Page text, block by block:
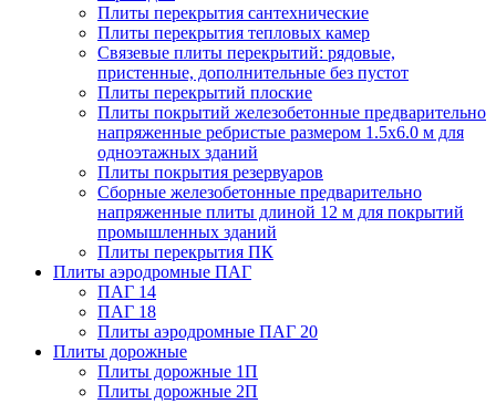
Плиты перекрытия сантехнические
Плиты перекрытия тепловых камер
Связевые плиты перекрытий: рядовые,
пристенные, дополнительные без пустот
Плиты перекрытий плоские
Плиты покрытий железобетонные предварительно
напряженные ребристые размером 1.5х6.0 м для
одноэтажных зданий
Плиты покрытия резервуаров
Сборные железобетонные предварительно
напряженные плиты длиной 12 м для покрытий
промышленных зданий
Плиты перекрытия ПК
Плиты аэродромные ПАГ
ПАГ 14
ПАГ 18
Плиты аэродромные ПАГ 20
Плиты дорожные
Плиты дорожные 1П
Плиты дорожные 2П